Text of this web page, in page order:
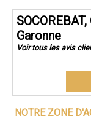
compte le plus pour
Socorebat 31 -
Garonne
Voir tous les avis
NOTRE ZONE